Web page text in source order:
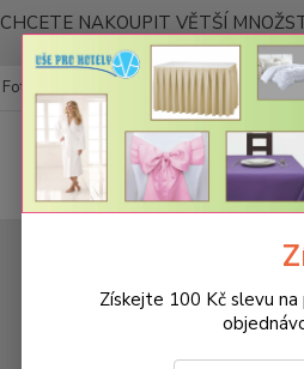
CHCETE NAKOUPIT VĚTŠÍ
Fotogalerie Kontakty
OBCHODNÍ
Získejte 100 Kč slevu